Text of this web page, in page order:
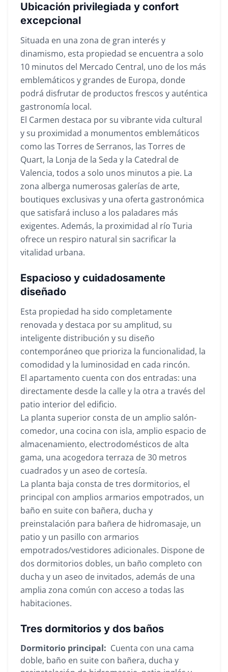
Ubicación privilegiada y confort
excepcional
Situada en una zona de gran interés y
dinamismo, esta propiedad se encuentra a solo
10 minutos del Mercado Central, uno de los más
emblemáticos y grandes de Europa, donde
podrá disfrutar de productos frescos y auténtica
gastronomía local.
El Carmen destaca por su vibrante vida cultural
y su proximidad a monumentos emblemáticos
como las Torres de Serranos, las Torres de
Quart, la Lonja de la Seda y la Catedral de
Valencia, todos a solo unos minutos a pie. La
zona alberga numerosas galerías de arte,
boutiques exclusivas y una oferta gastronómica
que satisfará incluso a los paladares más
exigentes. Además, la proximidad al río Turia
ofrece un respiro natural sin sacrificar la
vitalidad urbana.
Espacioso y cuidadosamente
diseñado
Esta propiedad ha sido completamente
renovada y destaca por su amplitud, su
inteligente distribución y su diseño
contemporáneo que prioriza la funcionalidad, la
comodidad y la luminosidad en cada rincón.
El apartamento cuenta con dos entradas: una
directamente desde la calle y la otra a través del
patio interior del edificio.
La planta superior consta de un amplio salón-
comedor, una cocina con isla, amplio espacio de
almacenamiento, electrodomésticos de alta
gama, una acogedora terraza de 30 metros
cuadrados y un aseo de cortesía.
La planta baja consta de tres dormitorios, el
principal con amplios armarios empotrados, un
baño en suite con bañera, ducha y
preinstalación para bañera de hidromasaje, un
patio y un pasillo con armarios
empotrados/vestidores adicionales. Dispone de
dos dormitorios dobles, un baño completo con
ducha y un aseo de invitados, además de una
amplia zona común con acceso a todas las
habitaciones.
Tres dormitorios y dos baños
Dormitorio principal: Cuenta con una cama
doble, baño en suite con bañera, ducha y